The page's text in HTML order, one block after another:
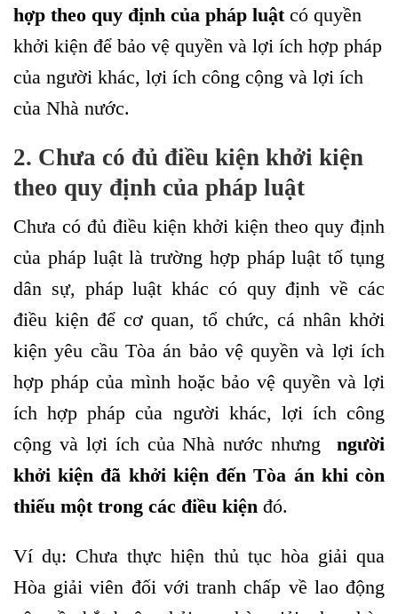
hợp theo quy định của pháp luật có quyền
khởi kiện để bảo vệ quyền và lợi ích hợp pháp
của người khác, lợi ích công cộng và lợi ích
của Nhà nước.
2. Chưa có đủ điều kiện khởi kiện
theo quy định của pháp luật
Chưa có đủ điều kiện khởi kiện theo quy định
của pháp luật là trường hợp pháp luật tố tụng
dân sự, pháp luật khác có quy định về các
điều kiện để cơ quan, tổ chức, cá nhân khởi
kiện yêu cầu Tòa án bảo vệ quyền và lợi ích
hợp pháp của mình hoặc bảo vệ quyền và lợi
ích hợp pháp của người khác, lợi ích công
cộng và lợi ích của Nhà nước nhưng người
khởi kiện đã khởi kiện đến Tòa án khi còn
thiếu một trong các điều kiện đó.
Ví dụ: Chưa thực hiện thủ tục hòa giải qua
Hòa giải viên đối với tranh chấp về lao động